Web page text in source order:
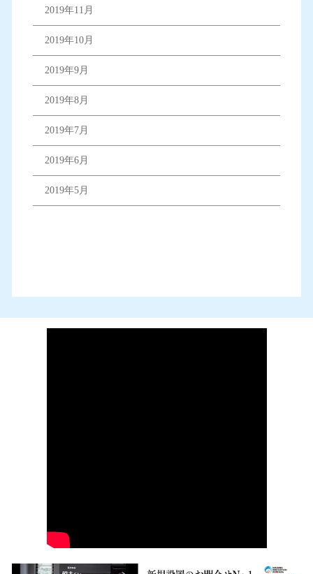
2019年11月
2019年10月
2019年9月
2019年8月
2019年7月
2019年6月
2019年5月